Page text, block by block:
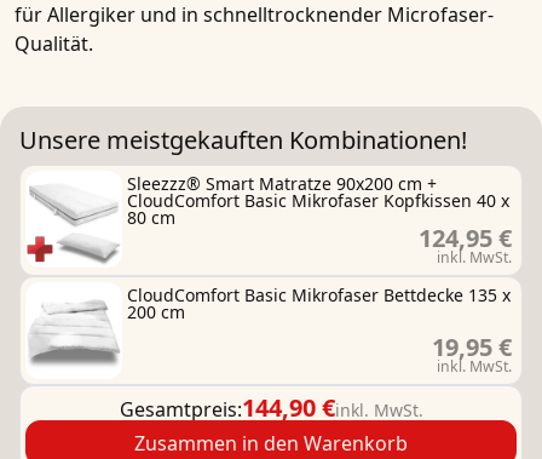
fürAllergiker und in schnelltrocknender Microfaser-
Qualität.
Unsere meistgekauften Kombinationen!
Sleezzz® Smart Matratze 90x200 cm +
CloudComfort Basic Mikrofaser Kopfkissen 40 x
80 cm
124,95 €
inkl. MwSt.
CloudComfort Basic Mikrofaser Bettdecke 135 x
200 cm
19,95 €
inkl. MwSt.
Gesamtpreis:144,90 €inkl. MwSt.
Zusammen in den Warenkorb